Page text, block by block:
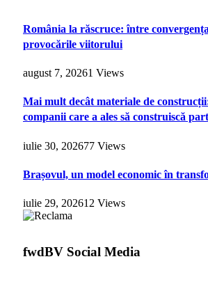
România la răscruce: între
provocările viitorului
august 7, 20261 Views
Mai mult decât materiale de
companii care a ales să construiscă
iulie 30, 202677 Views
Brașovul, un model economic în
iulie 29, 202612 Views
fwdBV Social Media